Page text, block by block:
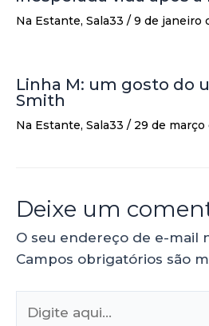
Na Estante, Sala33 / 9 de janeiro
Linha M: um gosto do
Smith
Na Estante, Sala33 / 29 de março
Deixe um
O seu endereço de e-mail
Campos obrigatórios são